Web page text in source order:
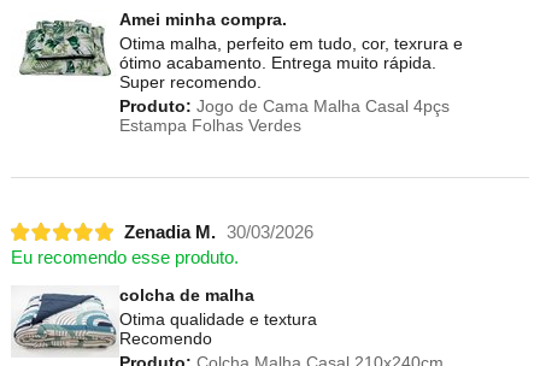
Amei minha compra.
Otima malha, perfeito em tudo, cor, texrura e
ótimo acabamento. Entrega muito rápida.
Super recomendo.
Produto: Jogo de Cama Malha Casal 4pçs
Estampa Folhas Verdes
Zenadia M. 30/03/2026
Eu recomendo esse produto.
colcha de malha
Otima qualidade e textura
Recomendo